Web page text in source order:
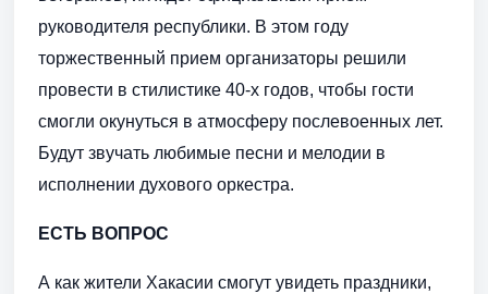
руководителя республики. В этом году
торжественный прием организаторы решили
провести в стилистике 40-х годов, чтобы гости
смогли окунуться в атмосферу послевоенных лет.
Будут звучать любимые песни и мелодии в
исполнении духового оркестра.
ЕСТЬ ВОПРОС
А как жители Хакасии смогут увидеть праздники,